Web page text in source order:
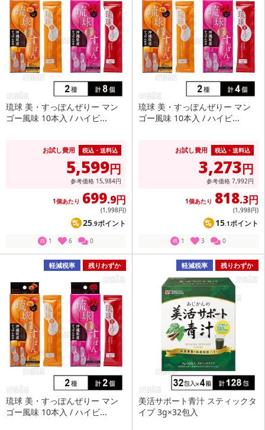
琉球 美・すっぽんぜりー マン
ゴー風味 10本入 / ハイビ...
お試し費用 税込・送料込
5,599円
参考価格 15,984円
1個あたり 699.9円
(1,998円)
25.9ポイント
残 1 6 0
琉球 美・すっぽんぜりー マン
ゴー風味 10本入 / ハイビ...
お試し費用 税込・送料込
3,273円
参考価格 7,992円
1個あたり 818.3円
(1,998円)
15.1ポイント
残 1 3 0
軽減税率 残りわずか
琉球 美・すっぽんぜりー マン
ゴー風味 10本入 / ハイビ...
軽減税率 残りわずか
美活サポート青汁 スティックタ
イプ 3g×32包入